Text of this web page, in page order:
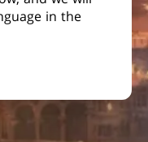
in the